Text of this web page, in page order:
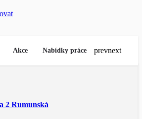
Akce Nabídky práce prevnext
2 Rumunská